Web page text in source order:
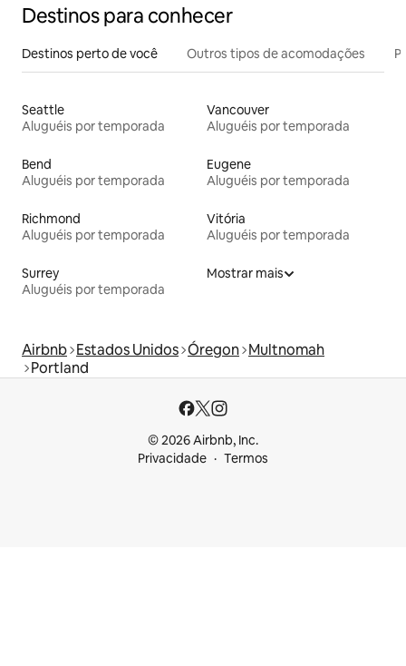
Destinos para conhecer
Destinos perto de você Outros tipos de acomodações
Seattle
Aluguéis por temporada
Vancouver
Aluguéis por temporada
Bend
Aluguéis por temporada
Eugene
Aluguéis por temporada
Richmond
Aluguéis por temporada
Vitória
Aluguéis por temporada
Surrey
Aluguéis por temporada
Mostrar mais
Airbnb Estados Unidos Óregon Multnomah
Portland
© 2026 Airbnb, Inc.
Privacidade
Termos